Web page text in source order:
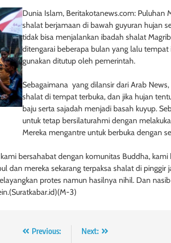
Dunia Islam, Beritakotanews.com: Puluhan
shalat berjamaan di bawah guyuran hujan
tidak bisa menjalankan ibadah shalat
ditengarai beberapa bulan yang lalu
gunakan ditutup oleh pemerintah.
Sebagaimana yang dilansir dari Arab
shalat di tempat terbuka, dan jika hujan
baju serta sajadah menjadi basah kuyup.
untuk tetap bersilaturahmi dengan
Mereka mengantre untuk berbuka dengan
bersahabat dengan komunitas Buddha,
dan mereka sekarang terpaksa shalat di pinggir
protes namun hasilnya nihil. Dan
3)
Previous:
Next: